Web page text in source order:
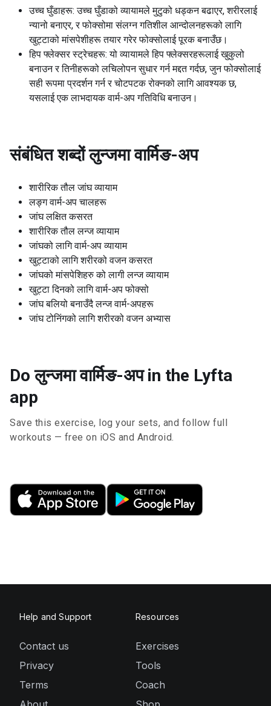
उच्च घुँडाहरू: उच्च घुँडाको व्यायामले मुटुको धड्कन बढाएर, शरीरलाई
न्यानो बनाएर, र फोक्सोमा संलग्न गतिशील आन्दोलनहरूको लागि
खुट्टाको मांसपेशीहरू तयार गरेर फोक्सोलाई पूरक बनाउँछ।
हिप फ्लेक्सर स्ट्रेचहरू: यो व्यायामले हिप फ्लेक्सरहरूलाई खुकुलो
बनाउन र तिनीहरूको लचिलोपन सुधार गर्न मद्दत गर्दछ, जुन फोक्सोलाई
सही रूपमा प्रदर्शन गर्न र चोटपटक रोक्नको लागि आवश्यक छ,
यसलाई एक लाभदायक वार्म-अप गतिविधि बनाउन।
संबंधित शब्दों लुन्जमा वार्मिङ-अप
शारीरिक तौल जांघ व्यायाम
लङ्ग वार्म-अप चालहरू
जांघ लक्षित कसरत
शारीरिक तौल लन्ज व्यायाम
जांघको लागि वार्म-अप व्यायाम
खुट्टाको लागि शरीरको वजन कसरत
जांघको मांसपेशिहरु को लागी लन्ज व्यायाम
खुट्टा दिनको लागि वार्म-अप फोक्सो
जांघ बलियो बनाउँदै लन्ज वार्म-अपहरू
जांघ टोनिंगको लागि शरीरको वजन अभ्यास
Do लुन्जमा वार्मिङ-अप in the Lyfta
app
Save this exercise, log your sets, and follow full
workouts — free on iOS and Android.
Help and Support
Contact us
Privacy
Terms
Resources
Exercises
Tools
Coach